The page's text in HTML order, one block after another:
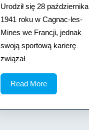
Urodził się 28 października
1941 roku w Cagnac-les-
Mines we Francji, jednak
swoją sportową karierę
związał
Read MoreRead
More